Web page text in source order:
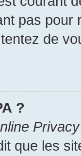
pas pour
de
?
que les